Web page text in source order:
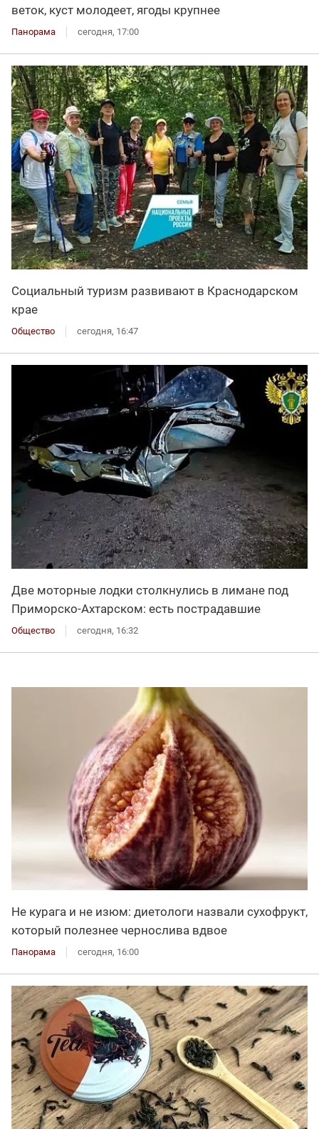
веток, куст молодеет, ягоды крупнее
Панорама сегодня, 17:00
Социальный туризм развивают в Краснодарском
крае
Общество сегодня, 16:47
Две моторные лодки столкнулись в лимане под
Приморско-Ахтарском: есть пострадавшие
Общество сегодня, 16:32
Не курага и не изюм: диетологи назвали сухофрукт,
который полезнее чернослива вдвое
Панорама сегодня, 16:00